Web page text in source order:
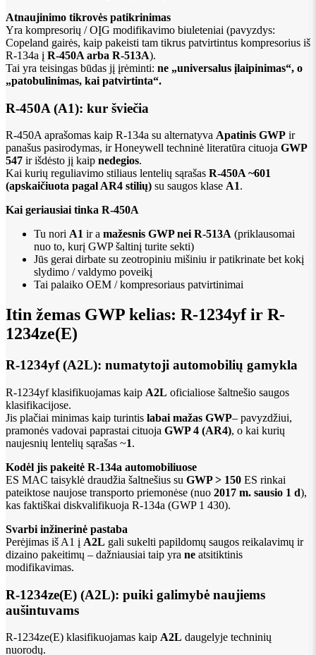
Atnaujinimo tikrovės patikrinimas
Yra kompresorių / OĮG modifikavimo biuleteniai (pavyzdys:
Copeland gairės, kaip pakeisti tam tikrus patvirtintus kompresorius iš
R-134a į R-450A arba R-513A).
Tai yra teisingas būdas jį įrėminti: ne „universalus įlaipinimas“, o
„patobulinimas, kai patvirtinta“.
R-450A (A1): kur šviečia
R-450A aprašomas kaip R-134a su alternatyva Apatinis GWP ir
panašus pasirodymas, ir Honeywell techninė literatūra cituoja GWP
547 ir išdėsto jį kaip nedegios.
Kai kurių reguliavimo stiliaus lentelių sąrašas R-450A ~601
(apskaičiuota pagal AR4 stilių) su saugos klase A1.
Kai geriausiai tinka R-450A
Tu nori A1 ir a mažesnis GWP nei R-513A (priklausomai
nuo to, kurį GWP šaltinį turite sekti)
Jūs gerai dirbate su zeotropiniu mišiniu ir patikrinate bet kokį
slydimo / valdymo poveikį
Tai palaiko OEM / kompresoriaus patvirtinimai
Itin žemas GWP kelias: R-1234yf ir R-
1234ze(E)
R-1234yf (A2L): numatytoji automobilių gamykla
R-1234yf klasifikuojamas kaip A2L oficialiose šaltnešio saugos
klasifikacijose.
Jis plačiai minimas kaip turintis labai mažas GWP– pavyzdžiui,
pramonės vadovai paprastai cituoja GWP 4 (AR4), o kai kurių
naujesnių lentelių sąrašas ~1.
Kodėl jis pakeitė R-134a automobiliuose
ES MAC taisyklė draudžia šaltnešius su GWP > 150 ES rinkai
pateiktose naujose transporto priemonėse (nuo 2017 m. sausio 1 d),
kas faktiškai diskvalifikuoja R-134a (GWP 1 430).
Svarbi inžinerinė pastaba
Perėjimas iš A1 į A2L gali sukelti papildomų saugos reikalavimų ir
dizaino pakeitimų – dažniausiai taip yra ne atsitiktinis
modifikavimas.
R-1234ze(E) (A2L): puiki galimybė naujiems
aušintuvams
R-1234ze(E) klasifikuojamas kaip A2L daugelyje techninių
nuorodų.